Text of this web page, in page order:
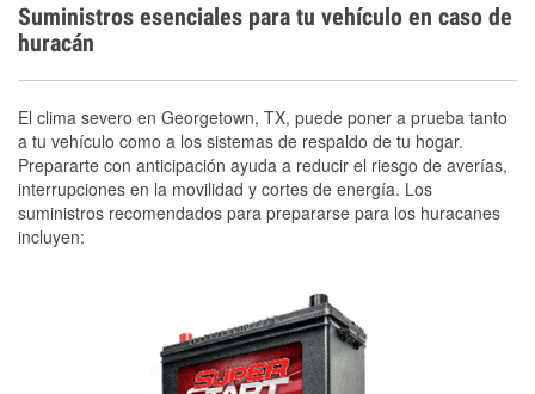
Suministros esenciales para tu vehículo en caso de
huracán
El clima severo en Georgetown, TX, puede poner a prueba tanto
a tu vehículo como a los sistemas de respaldo de tu hogar.
Prepararte con anticipación ayuda a reducir el riesgo de averías,
interrupciones en la movilidad y cortes de energía. Los
suministros recomendados para prepararse para los huracanes
incluyen: